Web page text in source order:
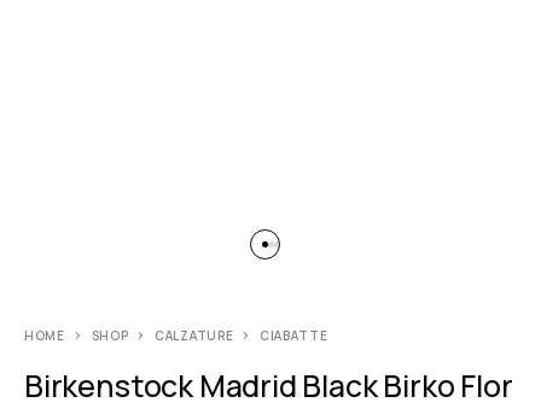
HOME SHOP CALZATURE CIABATTE
Birkenstock Madrid Black Birko Flor